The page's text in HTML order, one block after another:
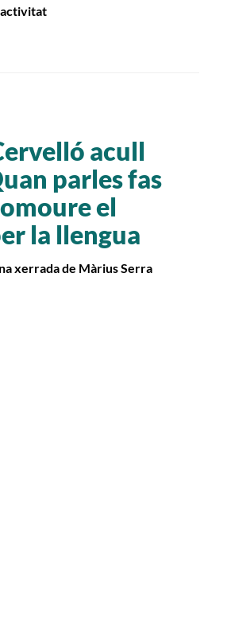
acull
parles fas
el
la llengua
xerrada de Màrius Serra